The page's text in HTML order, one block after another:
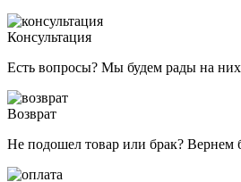
Консультация
Есть вопросы? Мы будем рады на них
Возврат
Не подошел товар или брак? Вернем